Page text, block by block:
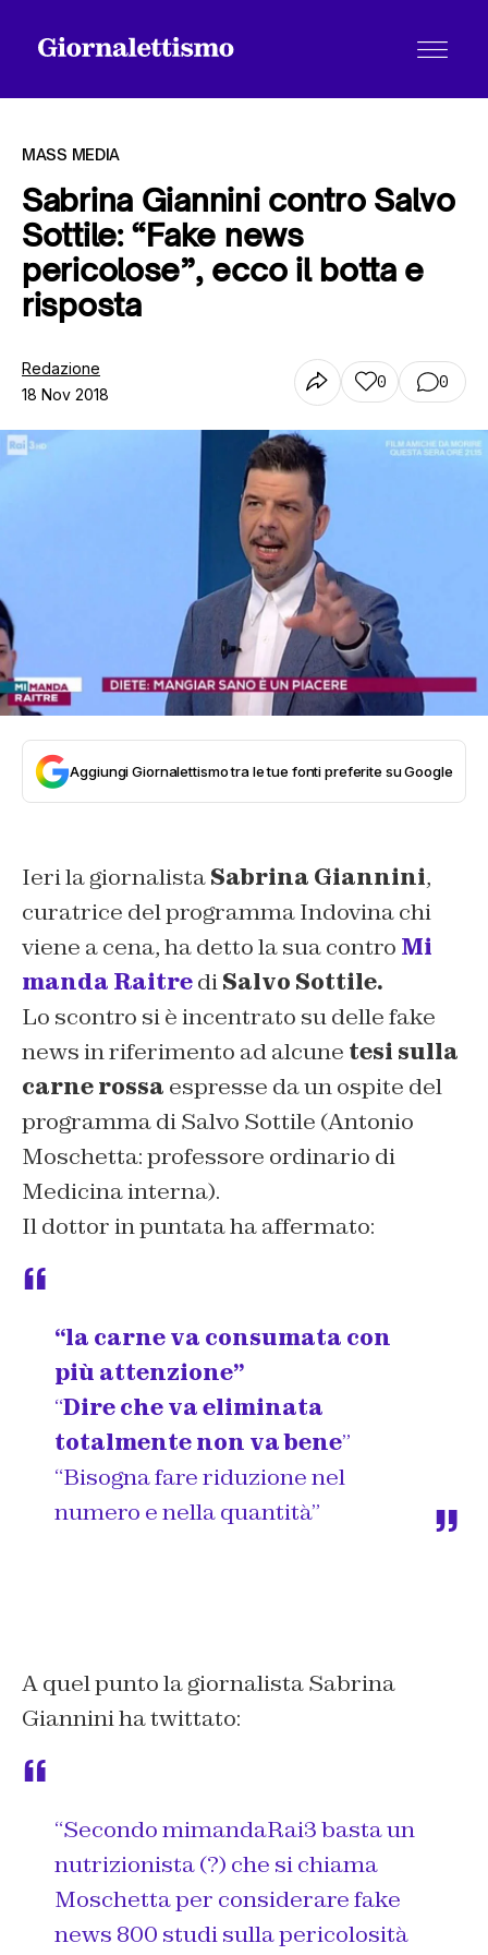
Tutti gli articoli
Chi siamo
MASS MEDIA
Sabrina Giannini contro Salvo
Sottile: “Fake news
pericolose”, ecco il botta e
risposta
Redazione
18 Nov 2018
0 0
Aggiungi Giornalettismo tra le tue fonti preferite su Google
Ieri la giornalistaSabrina Giannini,
curatrice del programma Indovina chi
viene a cena, ha detto la sua contro Mi
manda RaitrediSalvo Sottile.
Lo scontro si è incentrato su delle fake
news in riferimento ad alcune tesi sulla
carne rossa espresse da un ospite del
programma di Salvo Sottile (Antonio
Moschetta: professore ordinario di
Medicina interna).
Il dottor in puntata ha affermato:
“la carne va consumata con
più attenzione”
“Dire che va eliminata
totalmente non va bene”
“Bisogna fare riduzione nel
numero e nella quantità”
A quel punto la giornalista Sabrina
Giannini ha twittato:
“Secondo ⁦mimandaRai3⁩ basta un
nutrizionista (?) che si chiama
Moschetta per considerare fake
news 800 studi sulla pericolosità